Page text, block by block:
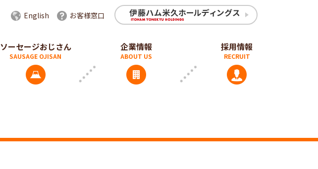
English お客様窓口
ソーセージおじさん 企業情報 採用情報